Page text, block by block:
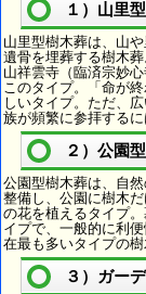
１）山里
山里型樹木葬は、山
遺骨を埋葬する樹木
山祥雲寺（臨済宗妙
このタイプ。「命が
しいタイプ。ただ、
族が頻繁に参拝するに
２）公園
公園型樹木葬は、自
整備し、公園に樹木
の花を植えるタイプ
イプで、一般的に利
在最も多いタイプの樹
３）ガー